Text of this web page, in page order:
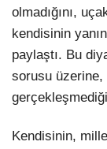
olmadığını,
kendisinin
paylaştı. Bu
sorusu üzerine,
Kendisinin,